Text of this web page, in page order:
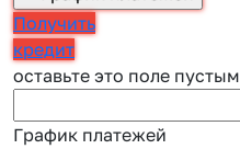
Получить
кредит
оставьте это поле пустым
График платежей